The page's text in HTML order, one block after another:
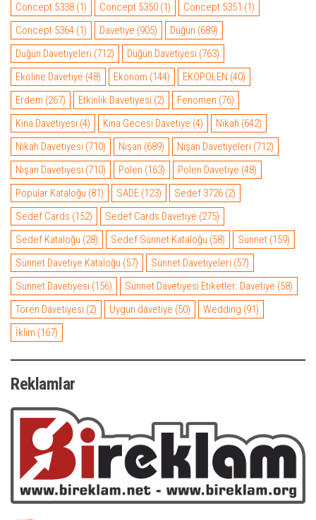
Concept 5338 (1) Concept 5350 (1) Concept 5351 (1)
Concept 5364 (1) Davetiye (905) Düğün (689)
Düğün Davetiyeleri (712) Düğün Davetiyesi (763)
Ekoline Davetiye (48) Ekonom (144) EKOPOLEN (40)
Erdem (267) Etkinlik Davetiyesi (2) Fenomen (76)
Kına Davetiyesi (4) Kına Gecesi Davetiye (4) Nikah (642)
Nikah Davetiyesi (710) Nişan (689) Nişan Davetiyeleri (712)
Nişan Davetiyesi (710) Polen (163) Polen Davetiye (48)
Popular Kataloğu (81) SADE (123) Sedef 3726 (2)
Sedef Cards (152) Sedef Cards Davetiye (275)
Sedef Kataloğu (28) Sedef Sünnet Kataloğu (58) Sünnet (159)
Sünnet Davetiye Kataloğu (57) Sünnet Davetiyeleri (57)
Sünnet Davetiyesi (156) Sünnet Davetiyesi Etiketler: Davetiye (58)
Tören Davetiyesi (2) Uygun davetiye (50) Wedding (91)
İklim (167)
Reklamlar